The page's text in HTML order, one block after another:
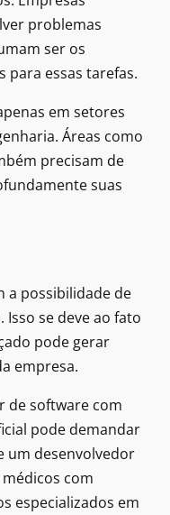
problemas
ser os
para essas tarefas.
em setores
Áreas como
precisam de
suas
a possibilidade de
Isso se deve ao fato
pode gerar
empresa.
de software com
pode demandar
um desenvolvedor
com
especializados em